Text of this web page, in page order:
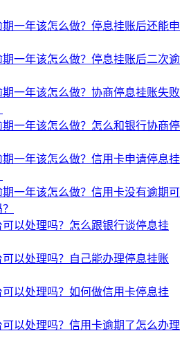
一年该怎么做？停息挂账后还能申
一年该怎么做？停息挂账后二次逾
一年该怎么做？协商停息挂账失败
一年该怎么做？怎么和银行协商停
一年该怎么做？信用卡申请停息挂
一年该怎么做？信用卡没有逾期可
以处理吗？怎么跟银行谈停息挂
以处理吗？自己能办理停息挂账
以处理吗？如何做信用卡停息挂
以处理吗？信用卡逾期了怎么办理